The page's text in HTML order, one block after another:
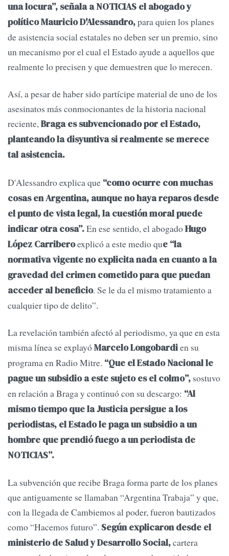
una locura”, señala a NOTICIAS el abogado y
político Mauricio D'Alessandro,para quien los planes
de asistencia social estatales no deben ser un premio, sino
un mecanismo por el cual el Estado ayude a aquellos que
realmente lo precisen y que demuestren que lo merecen.
Así, a pesar de haber sido partícipe material de uno de los
asesinatos más conmocionantes de la historia nacional
reciente,Braga es subvencionado por el Estado,
planteando la disyuntiva si realmente se merece
tal asistencia.
D'Alessandro explica que “como ocurre con muchas
cosas en Argentina, aunque no haya reparos desde
el punto de vista legal, la cuestión moral puede
indicar otra cosa”.En ese sentido, el abogadoHugo
López Carriberoexplicó a este medio que “la
normativa vigente no explicita nada en cuanto a la
gravedad del crimen cometido para que puedan
acceder al beneficio. Se le da el mismo tratamiento a
cualquier tipo de delito”.
La revelación también afectó al periodismo, ya que en esta
misma línea se explayóMarcelo Longobardien su
programa en Radio Mitre. “Que el Estado Nacional le
pague un subsidio a este sujeto es el colmo”, sostuvo
en relación a Braga y continuó con su descargo: “Al
mismo tiempo que la Justicia persigue a los
periodistas, el Estado le paga un subsidio a un
hombre que prendió fuego a un periodista de
NOTICIAS”.
La subvención que recibe Braga forma parte de los planes
que antiguamente se llamaban “Argentina Trabaja” y que,
con la llegada de Cambiemos al poder, fueron bautizados
como “Hacemos futuro”. Según explicaron desde el
ministerio de Salud y Desarrollo Social,cartera